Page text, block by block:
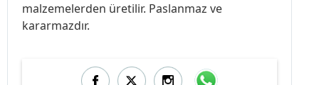
malzemelerden üretilir. Paslanmaz ve
kararmazdır.